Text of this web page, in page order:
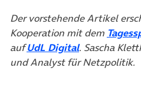
Der vorstehende Artikel
Kooperation mit dem
aufUdL Digital(öffnet in
. Sascha
und Analyst für Netzpolitik.